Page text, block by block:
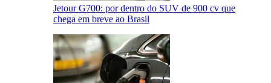
Jetour G700: por dentro do SUV de 900 cv que
chega em breve ao Brasil